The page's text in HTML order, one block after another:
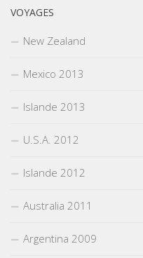
VOYAGES
New Zealand
Mexico 2013
Islande 2013
U.S.A. 2012
Islande 2012
Australia 2011
Argentina 2009